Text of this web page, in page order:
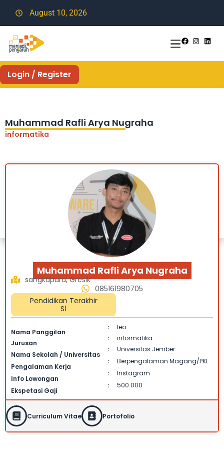
August 10, 2026
Login / Register
Muhammad Rafli Arya Nugraha
informatika
Muhammad Rafli Arya Nugraha
Pendidikan Terakhir
S1
085161980705
sangkapura, Gresik
Nama Panggilan
:
leo
Jurusan
:
informatika
Nama Sekolah / Universitas
: Universitas Jember
Pengalaman Kerja
: Berpengalaman Magang/PKL
Info Lowongan
: Instagram
Ekspetasi Gaji
: 500.000
Curriculum Vitae Portofolio